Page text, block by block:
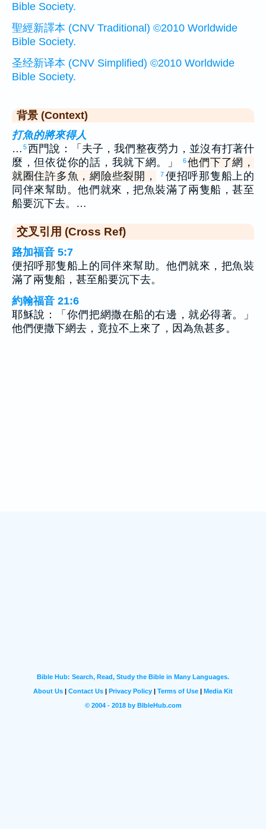
Bible Society.
聖經新譯本 (CNV Traditional) ©2010 Worldwide
Bible Society.
圣经新译本 (CNV Simplified) ©2010 Worldwide
Bible Society.
背景 (Context)
打魚的將來得人
… 5西門說：「夫子，我們整夜勞力，並沒有打著什
麼，但依從你的話，我就下網。」
6他們下了網，
就圈住許多魚，網險些裂開，
7 便招呼那隻船上的
同伴來幫助。他們就來，把魚裝滿了兩隻船，甚至
船要沉下去。…
交叉引用 (Cross Ref)
路加福音 5:7
便招呼那隻船上的同伴來幫助。他們就來，把魚裝
滿了兩隻船，甚至船要沉下去。
約翰福音 21:6
耶穌說：「你們把網撒在船的右邊，就必得著。」
他們便撒下網去，竟拉不上來了，因為魚甚多。